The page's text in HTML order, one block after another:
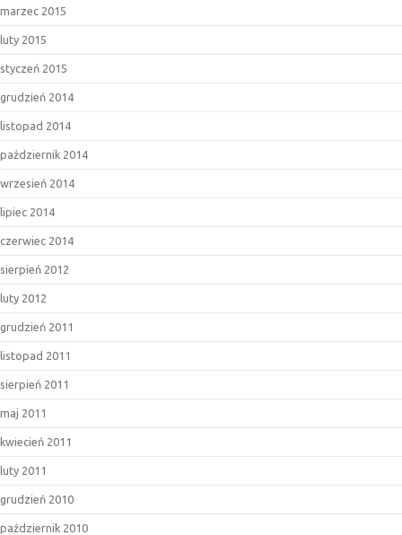
marzec 2015
luty 2015
styczeń 2015
grudzień 2014
listopad 2014
październik 2014
wrzesień 2014
lipiec 2014
czerwiec 2014
sierpień 2012
luty 2012
grudzień 2011
listopad 2011
sierpień 2011
maj 2011
kwiecień 2011
luty 2011
grudzień 2010
październik 2010